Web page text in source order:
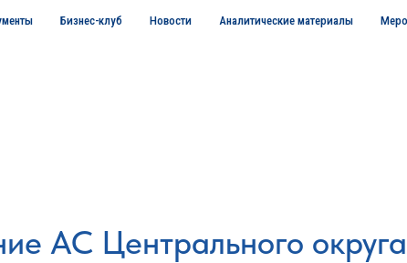
Бизнес-клуб Новости Аналитические материалы
АС Центрального